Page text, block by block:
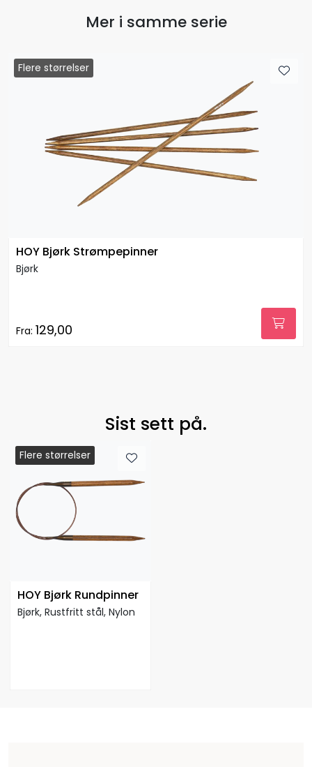
Mer i samme serie
Flere størrelser
HOY Bjørk Strømpepinner
Bjørk
Fra: 129,00
Sist sett på.
Flere størrelser
Flere størrelser
HOY Bjørk Rundpinner
Bjørk, Rustfritt stål, Nylon